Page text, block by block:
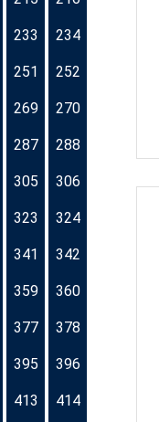
233 234
251 252
269 270
287 288
305 306
323 324
341 342
359 360
377 378
395 396
413 414